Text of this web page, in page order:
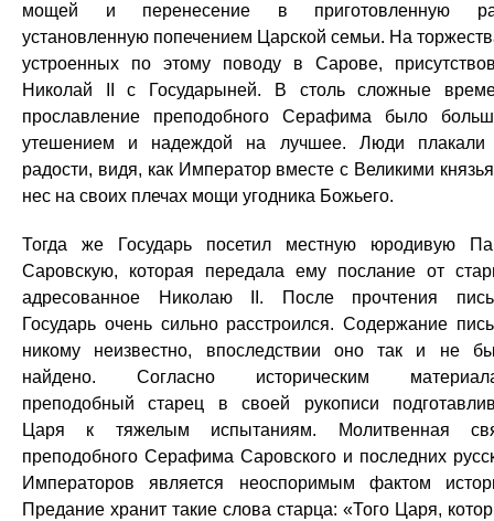
мощей и перенесение в приготовленную
установленную попечением Царской семьи. На
устроенных по этому поводу в Сарове,
Николай II с Государыней. В столь сложные
прославление преподобного Серафима было
утешением и надеждой на лучшее. Люди плакали
радости, видя, как Император вместе с Великими
нес на своих плечах мощи угодника Божьего.
Тогда же Государь посетил местную юродивую
Саровскую, которая передала ему послание от
адресованное Николаю II. После прочтения
Государь очень сильно расстроился. Содержание
никому неизвестно, впоследствии оно так и не
найдено. Согласно историческим
преподобный старец в своей рукописи
Царя к тяжелым испытаниям. Молитвенная
преподобного Серафима Саровского и последних
Императоров является неоспоримым фактом
Предание хранит такие слова старца: «Того Царя,